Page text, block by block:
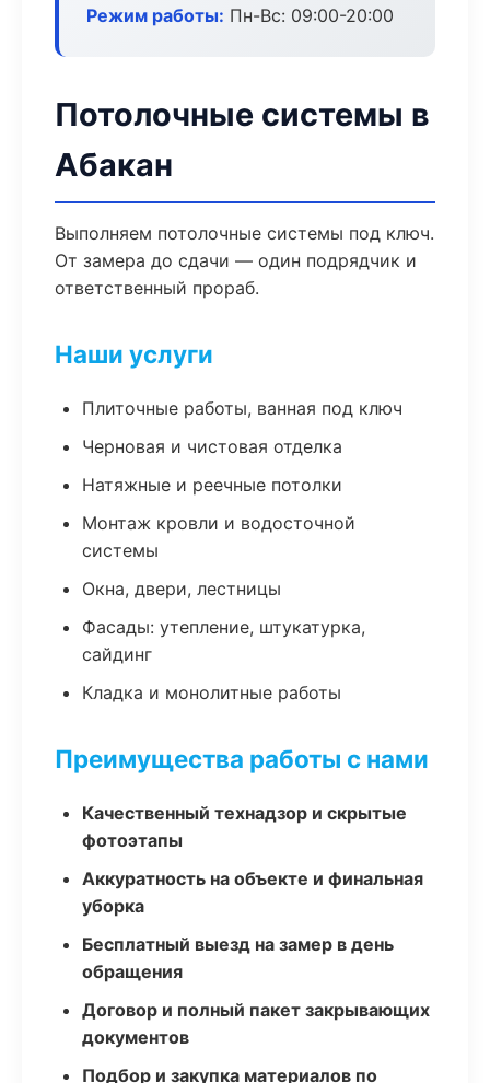
Режим работы: Пн-Вс: 09:00-20:00
Потолочные системы в
Абакан
Выполняем потолочные системы под ключ.
От замера до сдачи — один подрядчик и
ответственный прораб.
Наши услуги
Плиточные работы, ванная под ключ
Черновая и чистовая отделка
Натяжные и реечные потолки
Монтаж кровли и водосточной
системы
Окна, двери, лестницы
Фасады: утепление, штукатурка,
сайдинг
Кладка и монолитные работы
Преимущества работы с нами
Качественный технадзор и скрытые
фотоэтапы
Аккуратность на объекте и финальная
уборка
Бесплатный выезд на замер в день
обращения
Договор и полный пакет закрывающих
документов
Подбор и закупка материалов по